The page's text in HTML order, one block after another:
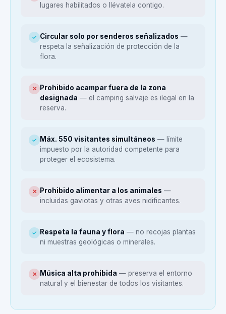
lugares habilitados o llévatela contigo.
✓ Circular solo por senderos señalizados —
respeta la señalización de protección de la
flora.
✕
Prohibido acampar fuera de la zona
designada — el camping salvaje es ilegal en la
reserva.
✓ Máx. 550 visitantes simultáneos — límite
impuesto por la autoridad competente para
proteger el ecosistema.
✕ Prohibido alimentar a los animales —
incluidas gaviotas y otras aves nidificantes.
✓ Respeta la fauna y flora — no recojas plantas
ni muestras geológicas o minerales.
✕ Música alta prohibida — preserva el entorno
natural y el bienestar de todos los visitantes.